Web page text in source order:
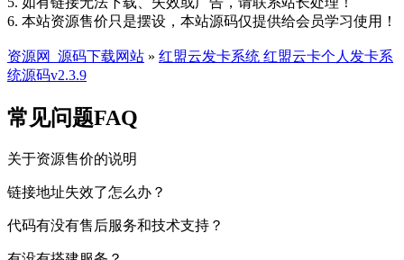
6. 本站资源售价只是摆设，本站源码仅提供给会员学习使用！
资源网_源码下载网站 » 红盟云发卡系统 红盟云卡个人发卡系
统源码v2.3.9
常见问题FAQ
关于资源售价的说明
链接地址失效了怎么办？
代码有没有售后服务和技术支持？